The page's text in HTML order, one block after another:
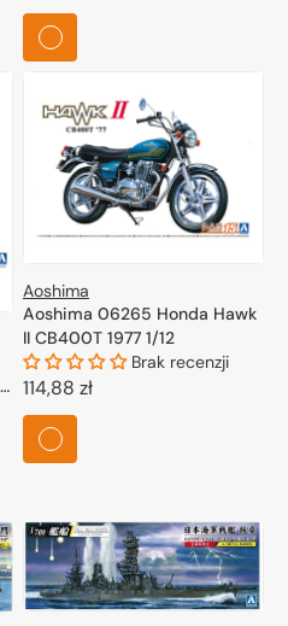
regularna
Aoshima
Aoshima 06265 Honda Hawk
II CB400T 1977 1/12
Brak recenzji
Cena
regularna
114,88 zł